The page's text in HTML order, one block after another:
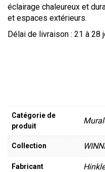
éclairage chaleureux et
et espaces extérieurs.
Délai de livraison : 21 à 28
Catégorie de
produit
Collection
Fabricant